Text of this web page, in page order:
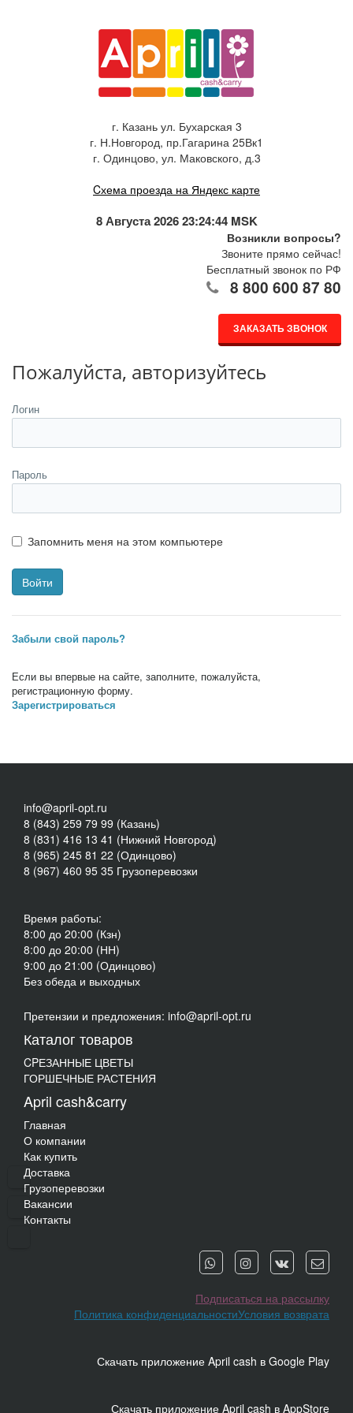
г. Казань ул. Бухарская 3
г. Н.Новгород, пр.Гагарина 25Вк1
г. Одинцово, ул. Маковского, д.3
Cхема проезда на Яндекс карте
8 Августа 2026 23:24:44 MSK
Возникли вопросы?
Звоните прямо сейчас!
Бесплатный звонок по РФ
8 800 600 87 80
ЗАКАЗАТЬ ЗВОНОК
Пожалуйста, авторизуйтесь
Логин
Пароль
Запомнить меня на этом компьютере
Забыли свой пароль?
Если вы впервые на сайте, заполните, пожалуйста,
регистрационную форму.
Зарегистрироваться
info@april-opt.ru
8 (843) 259 79 99 (Казань)
8 (831) 416 13 41 (Нижний Новгород)
8 (965) 245 81 22 (Одинцово)
8 (967) 460 95 35 Грузоперевозки
Время работы:
8:00 до 20:00 (Кзн)
8:00 до 20:00 (НН)
9:00 до 21:00 (Одинцово)
Без обеда и выходных
Претензии и предложения: info@april-opt.ru
Каталог товаров
CPЕЗАННЫЕ ЦВЕТЫ
ГОРШЕЧНЫЕ РАСТЕНИЯ
April cash&carry
Главная
О компании
Как купить
Доставка
Грузоперевозки
Вакансии
Контакты
Подписаться на рассылку
Условия возврата
Политика конфиденциальности
Скачать приложение April cash в Google Play
Скачать приложение April cash в AppStore